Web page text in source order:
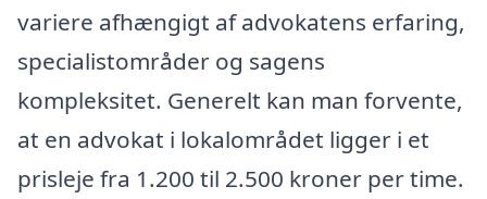
variere afhængigt af advokatens erfaring,
specialistområder og sagens
kompleksitet. Generelt kan man forvente,
at en advokat i lokalområdet ligger i et
prisleje fra 1.200 til 2.500 kroner per time.